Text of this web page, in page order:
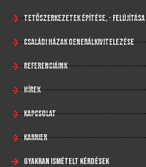
Tetőszerkezetek építése, - felújítása
Családi házak generálkivitelezése
Referenciáink
Hírek
Kapcsolat
Karrier
Gyakran Ismételt Kérdések